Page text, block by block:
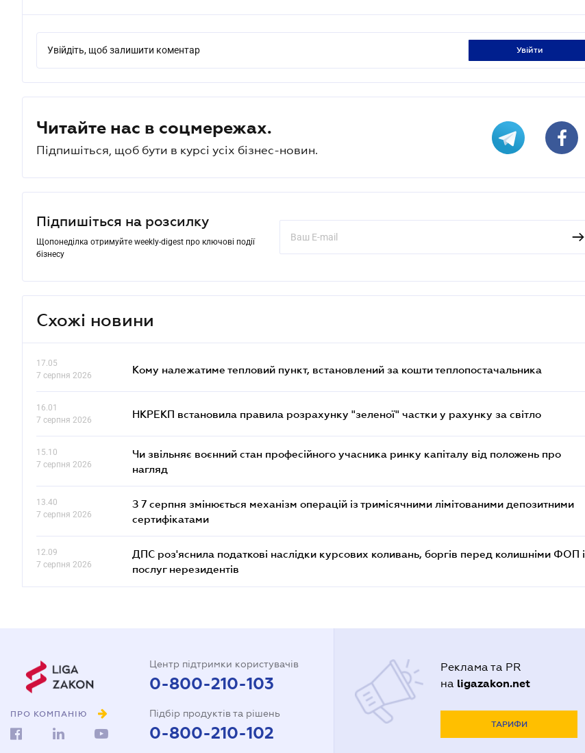
Увійдіть, щоб залишити коментар увійти
Читайте нас в соцмережах.
Підпишіться, щоб бути в курсі усіх бізнес-новин.
Підпишіться на розсилку
Щопонеділка отримуйте weekly-digest про ключові події
бізнесу
Схожі новини
17.05
7 серпня 2026
Кому належатиме тепловий пункт, встановлений за кошти теплопостачальника
16.01
7 серпня 2026
НКРЕКП встановила правила розрахунку "зеленої" частки у рахунку за світло
15.10
7 серпня 2026
Чи звільняє воєнний стан професійного учасника ринку капіталу від положень про
нагляд
13.40
7 серпня 2026
З 7 серпня змінюється механізм операцій із тримісячними лімітованими депозитними
сертифікатами
12.09
7 серпня 2026
ДПС роз'яснила податкові наслідки курсових коливань, боргів перед колишніми ФОП і
послуг нерезидентів
ПРО КОМПАНІЮ
Центр підтримки користувачів
0-800-210-103
Підбір продуктів та рішень
0-800-210-102
Реклама та PR
на ligazakon.net
ТАРИФИ